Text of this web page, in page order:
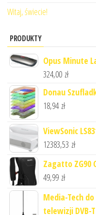
Witaj, świecie!
PRODUKTY
Opus Minute
324,00 zł
Donau
18,94 zł
ViewSonic
12383,53 zł
Zagatto ZG90
49,99 zł
Media-Tech
telewizji DVB-